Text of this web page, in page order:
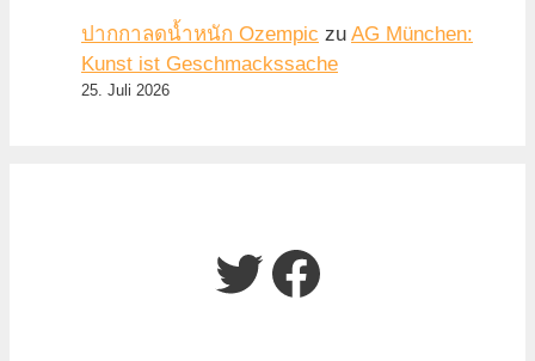
ปากกาลดน้ำหนัก Ozempic zu AG München:
Kunst ist Geschmackssache
25. Juli 2026
Twitter
Facebook